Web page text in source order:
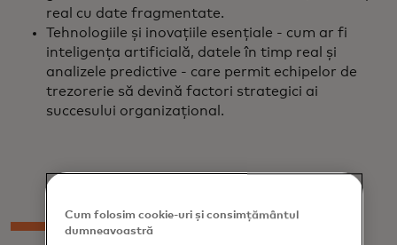
real cu date fragmentate.
Tehnologiile și inovațiile esențiale - cum ar fi
inteligența artificială, datele în timp real și
analizele predictive - care permit echipelor de
trezorerie să devină factori strategici ai
succesului organizațional.
Cum folosim cookie-uri și consimțământul
dumneavoastră